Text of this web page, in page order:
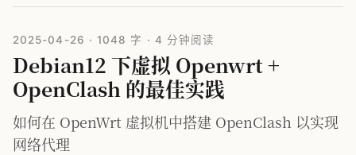
2025-04-26 ·1048 字 · 4 分钟阅读
Debian12 下虚拟 Openwrt +
OpenClash 的最佳实践
如何在 OpenWrt 虚拟机中搭建 OpenClash 以实现
网络代理